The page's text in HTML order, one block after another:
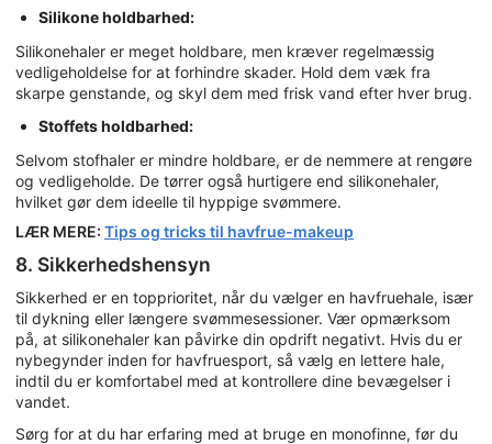
Silikone holdbarhed:
Silikonehaler er meget holdbare, men kræver regelmæssig
vedligeholdelse for at forhindre skader. Hold dem væk fra
skarpe genstande, og skyl dem med frisk vand efter hver brug.
Stoffets holdbarhed:
Selvom stofhaler er mindre holdbare, er de nemmere at rengøre
og vedligeholde. De tørrer også hurtigere end silikonehaler,
hvilket gør dem ideelle til hyppige svømmere.
LÆR MERE: Tips og tricks til havfrue-makeup
8. Sikkerhedshensyn
Sikkerhed er en topprioritet, når du vælger en havfruehale, især
til dykning eller længere svømmesessioner. Vær opmærksom
på, at silikonehaler kan påvirke din opdrift negativt. Hvis du er
nybegynder inden for havfruesport, så vælg en lettere hale,
indtil du er komfortabel med at kontrollere dine bevægelser i
vandet.
Sørg for at du har erfaring med at bruge en monofinne, før du